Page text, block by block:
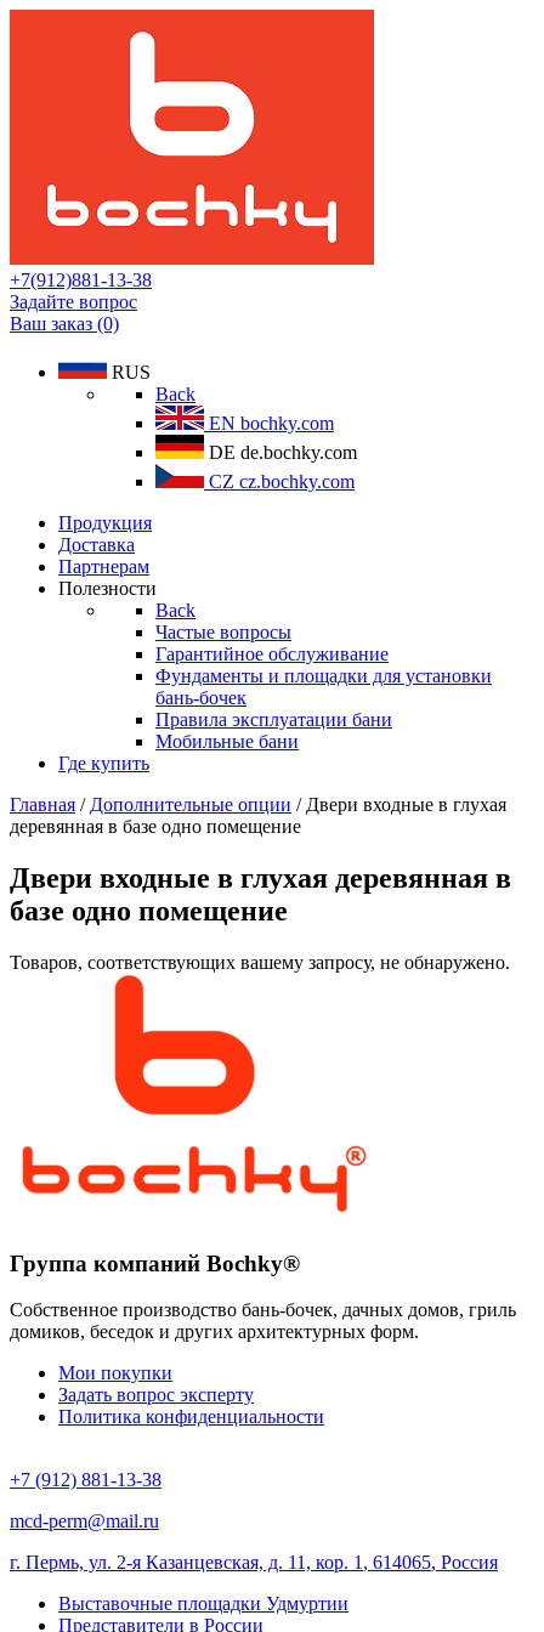
+7(912)881-13-38
Задайте вопрос
Ваш заказ (0)
RUS
Back
EN bochky.com
DE de.bochky.com
CZ cz.bochky.com
Продукция
Доставка
Партнерам
Полезности
Back
Частые вопросы
Гарантийное обслуживание
Фундаменты и площадки для установки
бань-бочек
Правила эксплуатации бани
Мобильные бани
Где купить
Главная / Дополнительные опции / Двери входные в глухая
деревянная в базе одно помещение
Двери входные в глухая деревянная в
базе одно помещение
Товаров, соответствующих вашему запросу, не обнаружено.
Группа компаний Bochky®
Собственное производство бань-бочек, дачных домов, гриль
домиков, беседок и других архитектурных форм.
Мои покупки
Задать вопрос эксперту
Политика конфиденциальности
+7 (912) 881-13-38
mcd-perm@mail.ru
г. Пермь, ул. 2-я Казанцевская, д. 11, кор. 1 , 614065, Россия
Выставочные площадки Удмуртии
Представители в России